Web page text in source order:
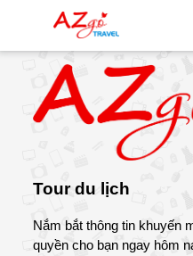
Tour du lịch
Nắm bắt thông tin khuyến
quyền cho bạn ngay hôm